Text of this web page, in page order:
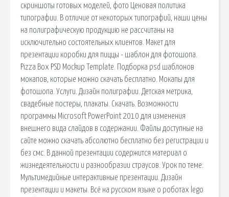
скриншоты готовых моделей, фото Ценовая политика
типографии. В отличие от некоторых типографий, наши цены
на полиграфическую продукцию не рассчитаны на
исключительно состоятельных клиентов. Макет для
презентации коробки для пиццы - шаблон для фотошопа.
Pizza Box PSD Mockup Template. Подборка psd шаблонов
мокапов, которые можно скачать бесплатно. Мокапы для
фотошопа. Услуги. Дизайн полиграфии. Детская метрика,
свадебные постеры, плакаты. Скачать. Возможности
программы Microsoft PowerPoint 2010 для изменения
внешнего вида слайдов в содержании. Файлы доступные на
сайте можно скачать абсолютно бесплатно без регистрации и
без смс. В данной презентации содержится материал о
жизнедеятельности и разнообразии страусов. Урок по теме:
Мультимедийные интерактивные презентации. Дизайн
презентации и макеты. Всё на русском языке о роботах lego